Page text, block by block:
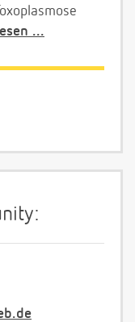
...